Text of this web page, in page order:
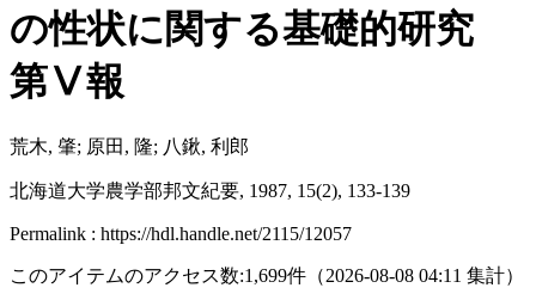
の性状に関する基礎的研究
第Ⅴ報
荒木, 肇; 原田, 隆; 八鍬, 利郎
北海道大学農学部邦文紀要, 1987, 15(2), 133-139
Permalink : https://hdl.handle.net/2115/12057
このアイテムのアクセス数:1,699件 （2026-08-08 04:11 集計）